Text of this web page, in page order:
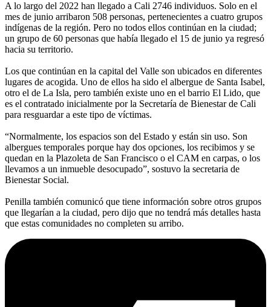
A lo largo del 2022 han llegado a Cali 2746 individuos. Solo en el
mes de junio arribaron 508 personas, pertenecientes a cuatro grupos
indígenas de la región. Pero no todos ellos continúan en la ciudad;
un grupo de 60 personas que había llegado el 15 de junio ya regresó
hacia su territorio.
Los que continúan en la capital del Valle son ubicados en diferentes
lugares de acogida. Uno de ellos ha sido el albergue de Santa Isabel,
otro el de La Isla, pero también existe uno en el barrio El Lido, que
es el contratado inicialmente por la Secretaría de Bienestar de Cali
para resguardar a este tipo de víctimas.
“Normalmente, los espacios son del Estado y están sin uso. Son
albergues temporales porque hay dos opciones, los recibimos y se
quedan en la Plazoleta de San Francisco o el CAM en carpas, o los
llevamos a un inmueble desocupado”, sostuvo la secretaria de
Bienestar Social.
Penilla también comunicó que tiene información sobre otros grupos
que llegarían a la ciudad, pero dijo que no tendrá más detalles hasta
que estas comunidades no completen su arribo.